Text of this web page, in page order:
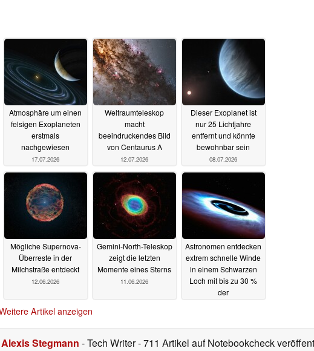
Atmosphäre um einen
felsigen Exoplaneten
erstmals
nachgewiesen
17.07.2026
Weltraumteleskop
macht
beeindruckendes Bild
von Centaurus A
12.07.2026
Dieser Exoplanet ist
nur 25 Lichtjahre
entfernt und könnte
bewohnbar sein
08.07.2026
Mögliche Supernova-
Überreste in der
Milchstraße entdeckt
12.06.2026
Gemini-North-Teleskop
zeigt die letzten
Momente eines Sterns
11.06.2026
Astronomen entdecken
extrem schnelle Winde
in einem Schwarzen
Loch mit bis zu 30 %
der
Artikel anzeigen
Alexis Stegmann - Tech Writer- 711 Artikel auf Notebookcheck